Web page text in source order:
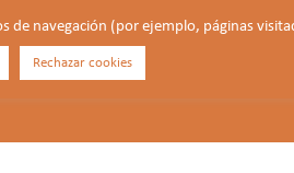
SOMOS?
de navegación (por ejemplo, páginas
Rechazar cookies